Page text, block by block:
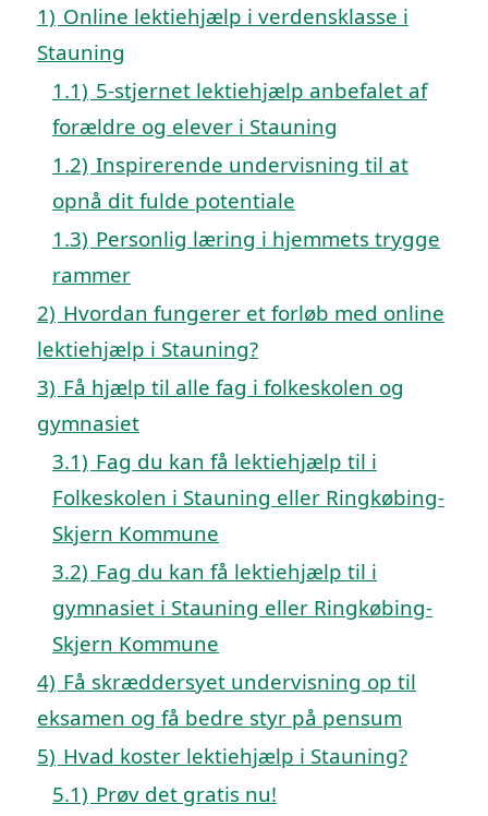
1) Online lektiehjælp i verdensklasse i
Stauning
1.1) 5-stjernet lektiehjælp anbefalet af
forældre og elever i Stauning
1.2) Inspirerende undervisning til at
opnå dit fulde potentiale
1.3) Personlig læring i hjemmets trygge
rammer
2) Hvordan fungerer et forløb med online
lektiehjælp i Stauning?
3) Få hjælp til alle fag i folkeskolen og
gymnasiet
3.1) Fag du kan få lektiehjælp til i
Folkeskolen i Stauning eller Ringkøbing-
Skjern Kommune
3.2) Fag du kan få lektiehjælp til i
gymnasiet i Stauning eller Ringkøbing-
Skjern Kommune
4) Få skræddersyet undervisning op til
eksamen og få bedre styr på pensum
5) Hvad koster lektiehjælp i Stauning?
5.1) Prøv det gratis nu!